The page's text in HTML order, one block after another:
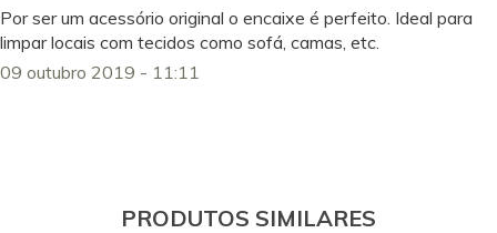
Por ser um acessório original o encaixe é perfeito. Ideal para
limpar locais com tecidos como sofá, camas, etc.
09 outubro 2019 - 11:11
PRODUTOS SIMILARES